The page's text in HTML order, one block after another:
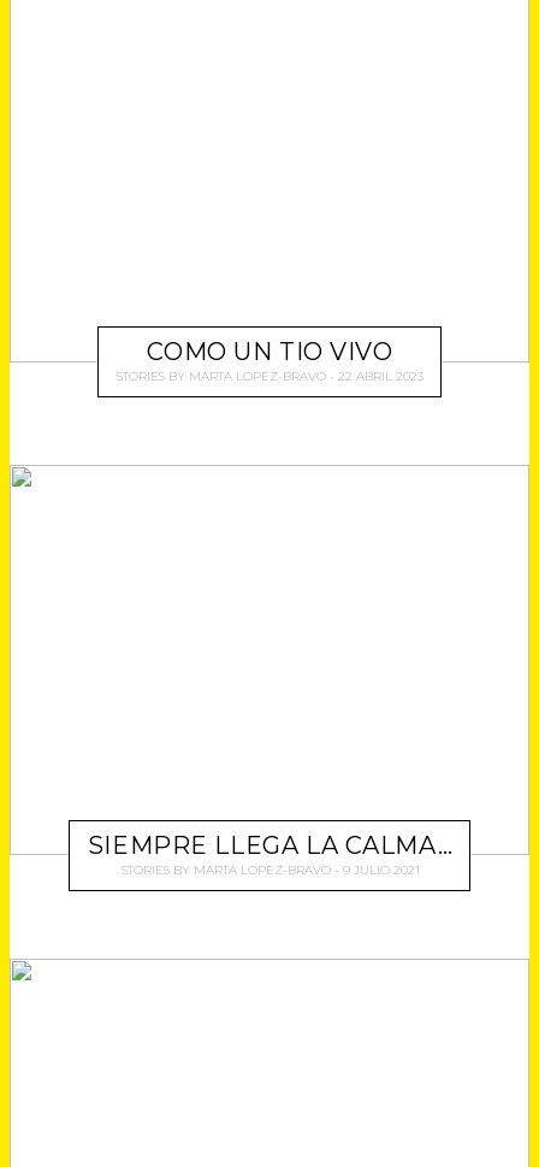
COMO UN TIO VIVO
STORIES BY MARTA LOPEZ-BRAVO 22 ABRIL 2023
SIEMPRE LLEGA LA CALMA…
STORIESBY MARTA LOPEZ-BRAVO 9 JULIO 2021